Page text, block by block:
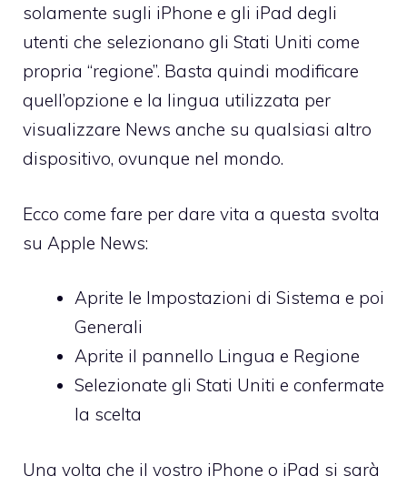
solamente sugli iPhone e gli iPad degli
utenti che selezionano gli Stati Uniti come
propria “regione”. Basta quindi modificare
quell’opzione e la lingua utilizzata per
visualizzare News anche su qualsiasi altro
dispositivo, ovunque nel mondo.
Ecco come fare per dare vita a questa svolta
su Apple News:
Aprite le Impostazioni di Sistema e poi
Generali
Aprite il pannello Lingua e Regione
Selezionate gli Stati Uniti e confermate
la scelta
Una volta che il vostro iPhone o iPad si sarà